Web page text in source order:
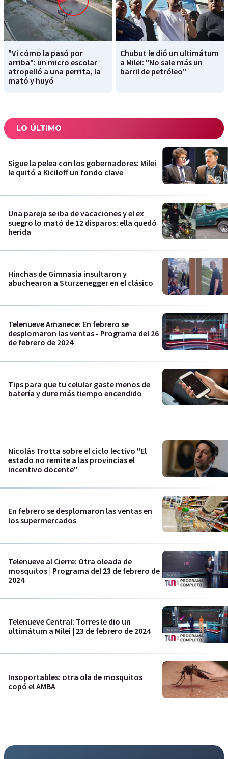
"Vi cómo la pasó por
arriba": un micro escolar
atropelló a una perrita, la
mató y huyó
Chubut le dió un ultimátum
a Milei: "No sale más un
barril de petróleo"
LO ÚLTIMO
Sigue la pelea con los gobernadores: Milei
le quitó a Kiciloff un fondo clave
Una pareja se iba de vacaciones y el ex
suegro lo mató de 12 disparos: ella quedó
herida
Hinchas de Gimnasia insultaron y
abuchearon a Sturzenegger en el clásico
Telenueve Amanece: En febrero se
desplomaron las ventas - Programa del 26
de febrero de 2024
Tips para que tu celular gaste menos de
batería y dure más tiempo encendido
Nicolás Trotta sobre el ciclo lectivo "El
estado no remite a las provincias el
incentivo docente"
En febrero se desplomaron las ventas en
los supermercados
Telenueve al Cierre: Otra oleada de
mosquitos | Programa del 23 de febrero de
2024
Telenueve Central: Torres le dio un
ultimátum a Milei | 23 de febrero de 2024
Insoportables: otra ola de mosquitos
copó el AMBA